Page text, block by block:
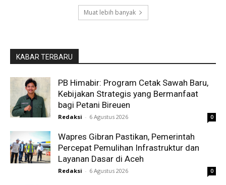
Muat lebih banyak
KABAR TERBARU
PB Himabir: Program Cetak Sawah Baru,
Kebijakan Strategis yang Bermanfaat
bagi Petani Bireuen
Redaksi - 6 Agustus 2026 0
Wapres Gibran Pastikan, Pemerintah
Percepat Pemulihan Infrastruktur dan
Layanan Dasar di Aceh
Redaksi - 6 Agustus 2026 0